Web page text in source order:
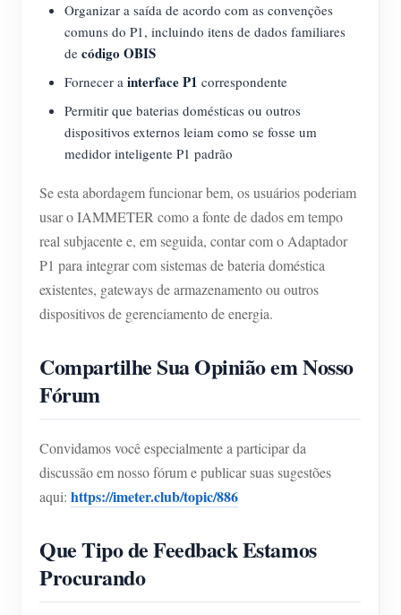
Organizar a saída de acordo com as convenções
comuns do P1, incluindo itens de dados familiares
de código OBIS
Fornecer a interface P1 correspondente
Permitir que baterias domésticas ou outros
dispositivos externos leiam como se fosse um
medidor inteligente P1 padrão
Se esta abordagem funcionar bem, os usuários poderiam
usar o IAMMETER como a fonte de dados em tempo
real subjacente e, em seguida, contar com o Adaptador
P1 para integrar com sistemas de bateria doméstica
existentes, gateways de armazenamento ou outros
dispositivos de gerenciamento de energia.
Compartilhe Sua Opinião em Nosso
Fórum
Convidamos você especialmente a participar da
discussão em nosso fórum e publicar suas sugestões
aqui: https://imeter.club/topic/886
Que Tipo de Feedback Estamos
Procurando